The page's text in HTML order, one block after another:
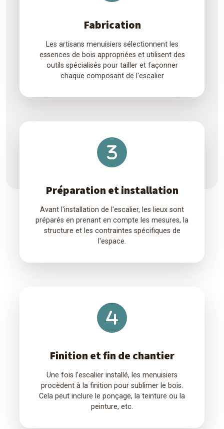
Fabrication
Les artisans menuisiers sélectionnent les
essences de bois appropriées et utilisent des
outils spécialisés pour tailler et façonner
chaque composant de l'escalier
Préparation et installation
Avant l'installation de l'escalier, les lieux sont
préparés en prenant en compte les mesures, la
structure et les contraintes spécifiques de
l'espace.
Finition et fin de chantier
Une fois l'escalier installé, les menuisiers
procèdent à la finition pour sublimer le bois.
Cela peut inclure le ponçage, la teinture ou la
peinture, etc.